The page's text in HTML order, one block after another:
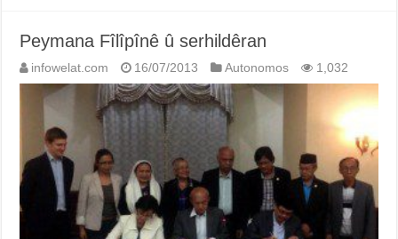
Peymana Fîlîpînê û serhildêran
infowelat.com 16/07/2013 Autonomos 1,032